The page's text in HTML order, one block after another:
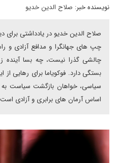
نویسنده خبر: صلاح الدین خدیو
صلاح الدین خدیو در یادداشتی برای
چپ های جهانگرا و مدافع آزادی و
چالشی گذرا نیست، چه بسا
بستگی دارد. فوکویاما برای رهایی از
سیاسی، خواهان بازگشت سیاست
اساس آرمان های برابری و آزادی